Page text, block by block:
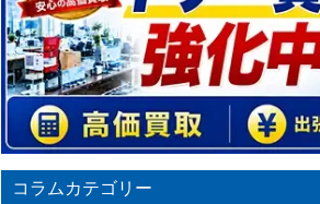
ッ
ク
バ
ッ
ク
URL
コラムカテゴリー